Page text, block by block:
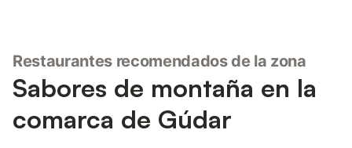
Restaurantes recomendados de la zona
Sabores de montaña en la
comarca de Gúdar